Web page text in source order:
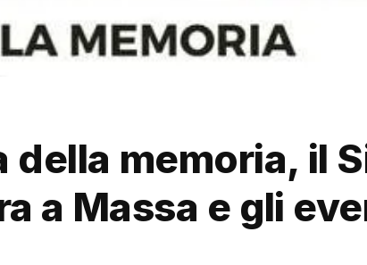
della memoria, il
a Massa e gli